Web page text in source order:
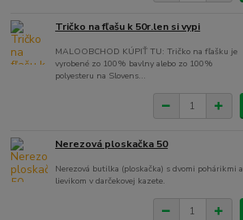
Tričko na fľašu k 50r.len si vypi
MALOOBCHOD KÚPIŤ TU: Tričko na fľašku je
vyrobené zo 100% bavlny alebo zo 100%
polyesteru na Slovens...
Nerezová ploskačka 50
Nerezová butilka (ploskačka) s dvomi pohárikmi a
lievikom v darčekovej kazete.